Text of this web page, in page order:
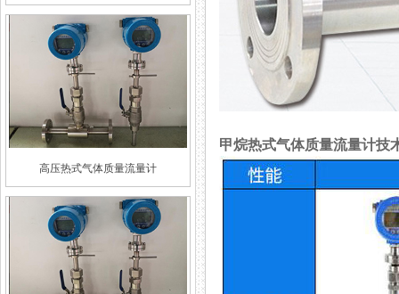
高压热式气体质量流量计
甲烷热式气体质量流量计技